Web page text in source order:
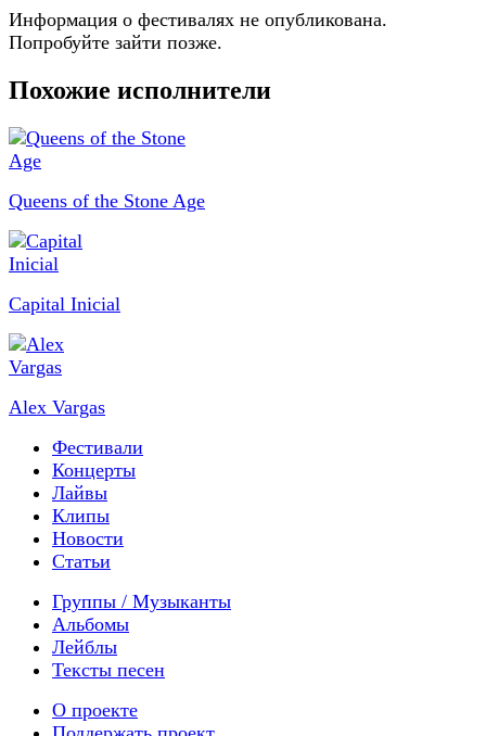
Информация о фестивалях не опубликована.
Попробуйте зайти позже.
Похожие исполнители
Queens of the Stone Age
Capital Inicial
Alex Vargas
Фестивали
Концерты
Лайвы
Клипы
Новости
Статьи
Группы / Музыканты
Альбомы
Лейблы
Тексты песен
О проекте